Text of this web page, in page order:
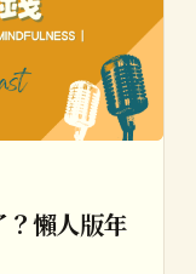
？懶人版年